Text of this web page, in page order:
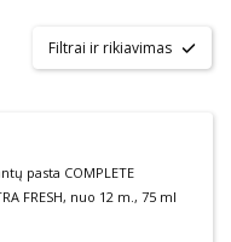
Filtrai ir rikiavimas
pasta COMPLETE
FRESH, nuo 12 m., 75 ml